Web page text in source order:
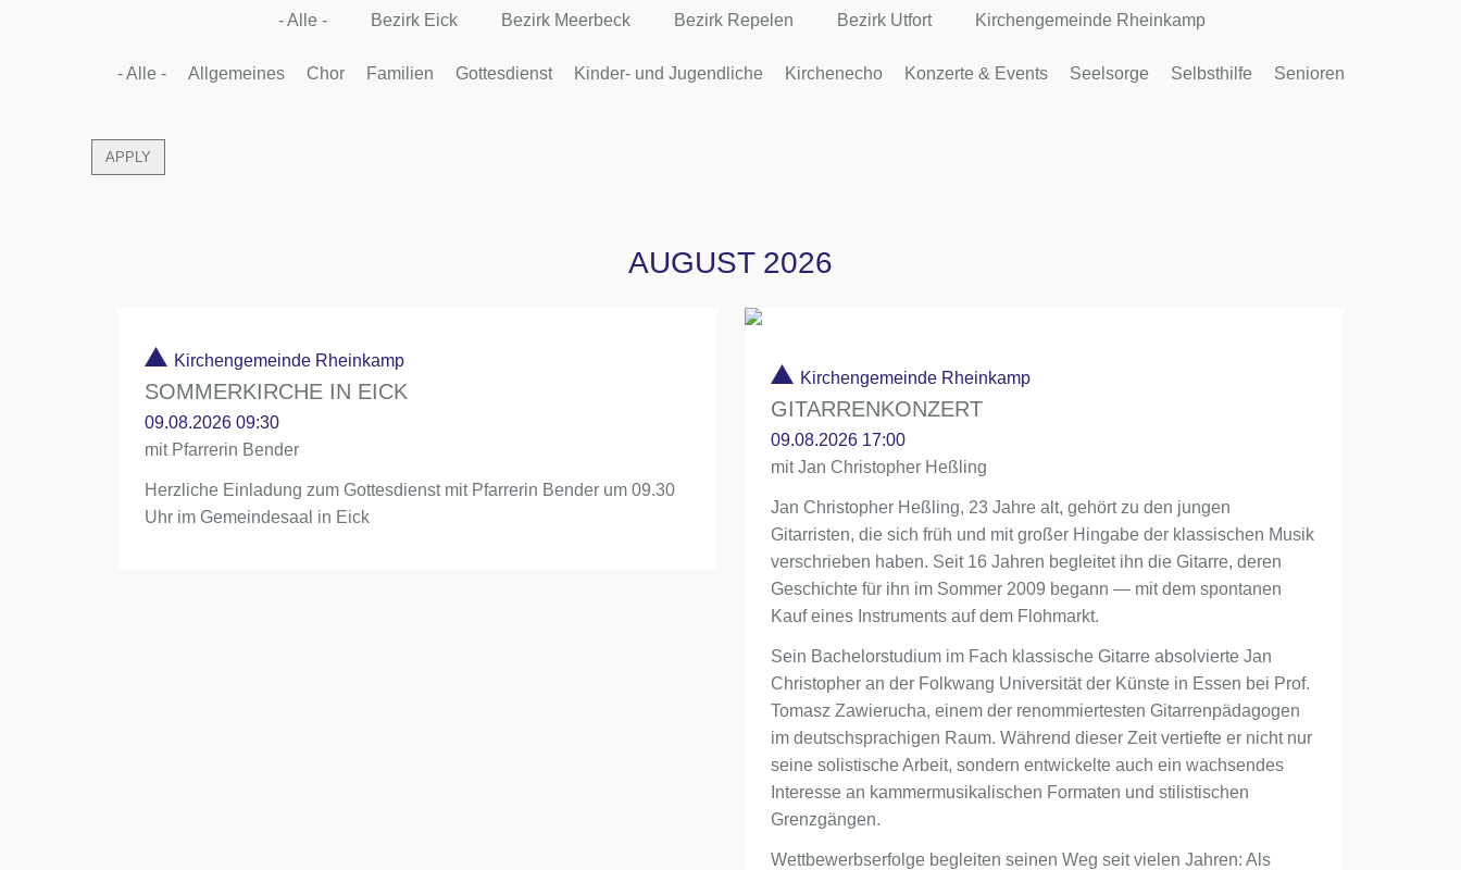
- Alle - Bezirk Eick Bezirk Meerbeck Bezirk Repelen Bezirk Utfort Kirchengemeinde Rheinkamp
- Alle - Allgemeines Chor Familien Gottesdienst Kinder- und Jugendliche Kirchenecho Konzerte & Events Seelsorge Selbsthilfe Senioren
AUGUST 2026
Kirchengemeinde Rheinkamp
SOMMERKIRCHE IN EICK
09.08.2026 09:30
mit Pfarrerin Bender
Herzliche Einladung zum Gottesdienst mit Pfarrerin Bender um 09.30
Uhr im Gemeindesaal in Eick
Kirchengemeinde Rheinkamp
GITARRENKONZERT
09.08.2026 17:00
mit Jan Christopher Heßling
Jan Christopher Heßling, 23 Jahre alt, gehört zu den jungen
Gitarristen, die sich früh und mit großer Hingabe der klassischen Musik
verschrieben haben. Seit 16 Jahren begleitet ihn die Gitarre, deren
Geschichte für ihn im Sommer 2009 begann — mit dem spontanen
Kauf eines Instruments auf dem Flohmarkt.
Sein Bachelorstudium im Fach klassische Gitarre absolvierte Jan
Christopher an der Folkwang Universität der Künste in Essen bei Prof.
Tomasz Zawierucha, einem der renommiertesten Gitarrenpädagogen
im deutschsprachigen Raum. Während dieser Zeit vertiefte er nicht nur
seine solistische Arbeit, sondern entwickelte auch ein wachsendes
Interesse an kammermusikalischen Formaten und stilistischen
Grenzgängen.
Wettbewerbserfolge begleiten seinen Weg seit vielen Jahren: Als